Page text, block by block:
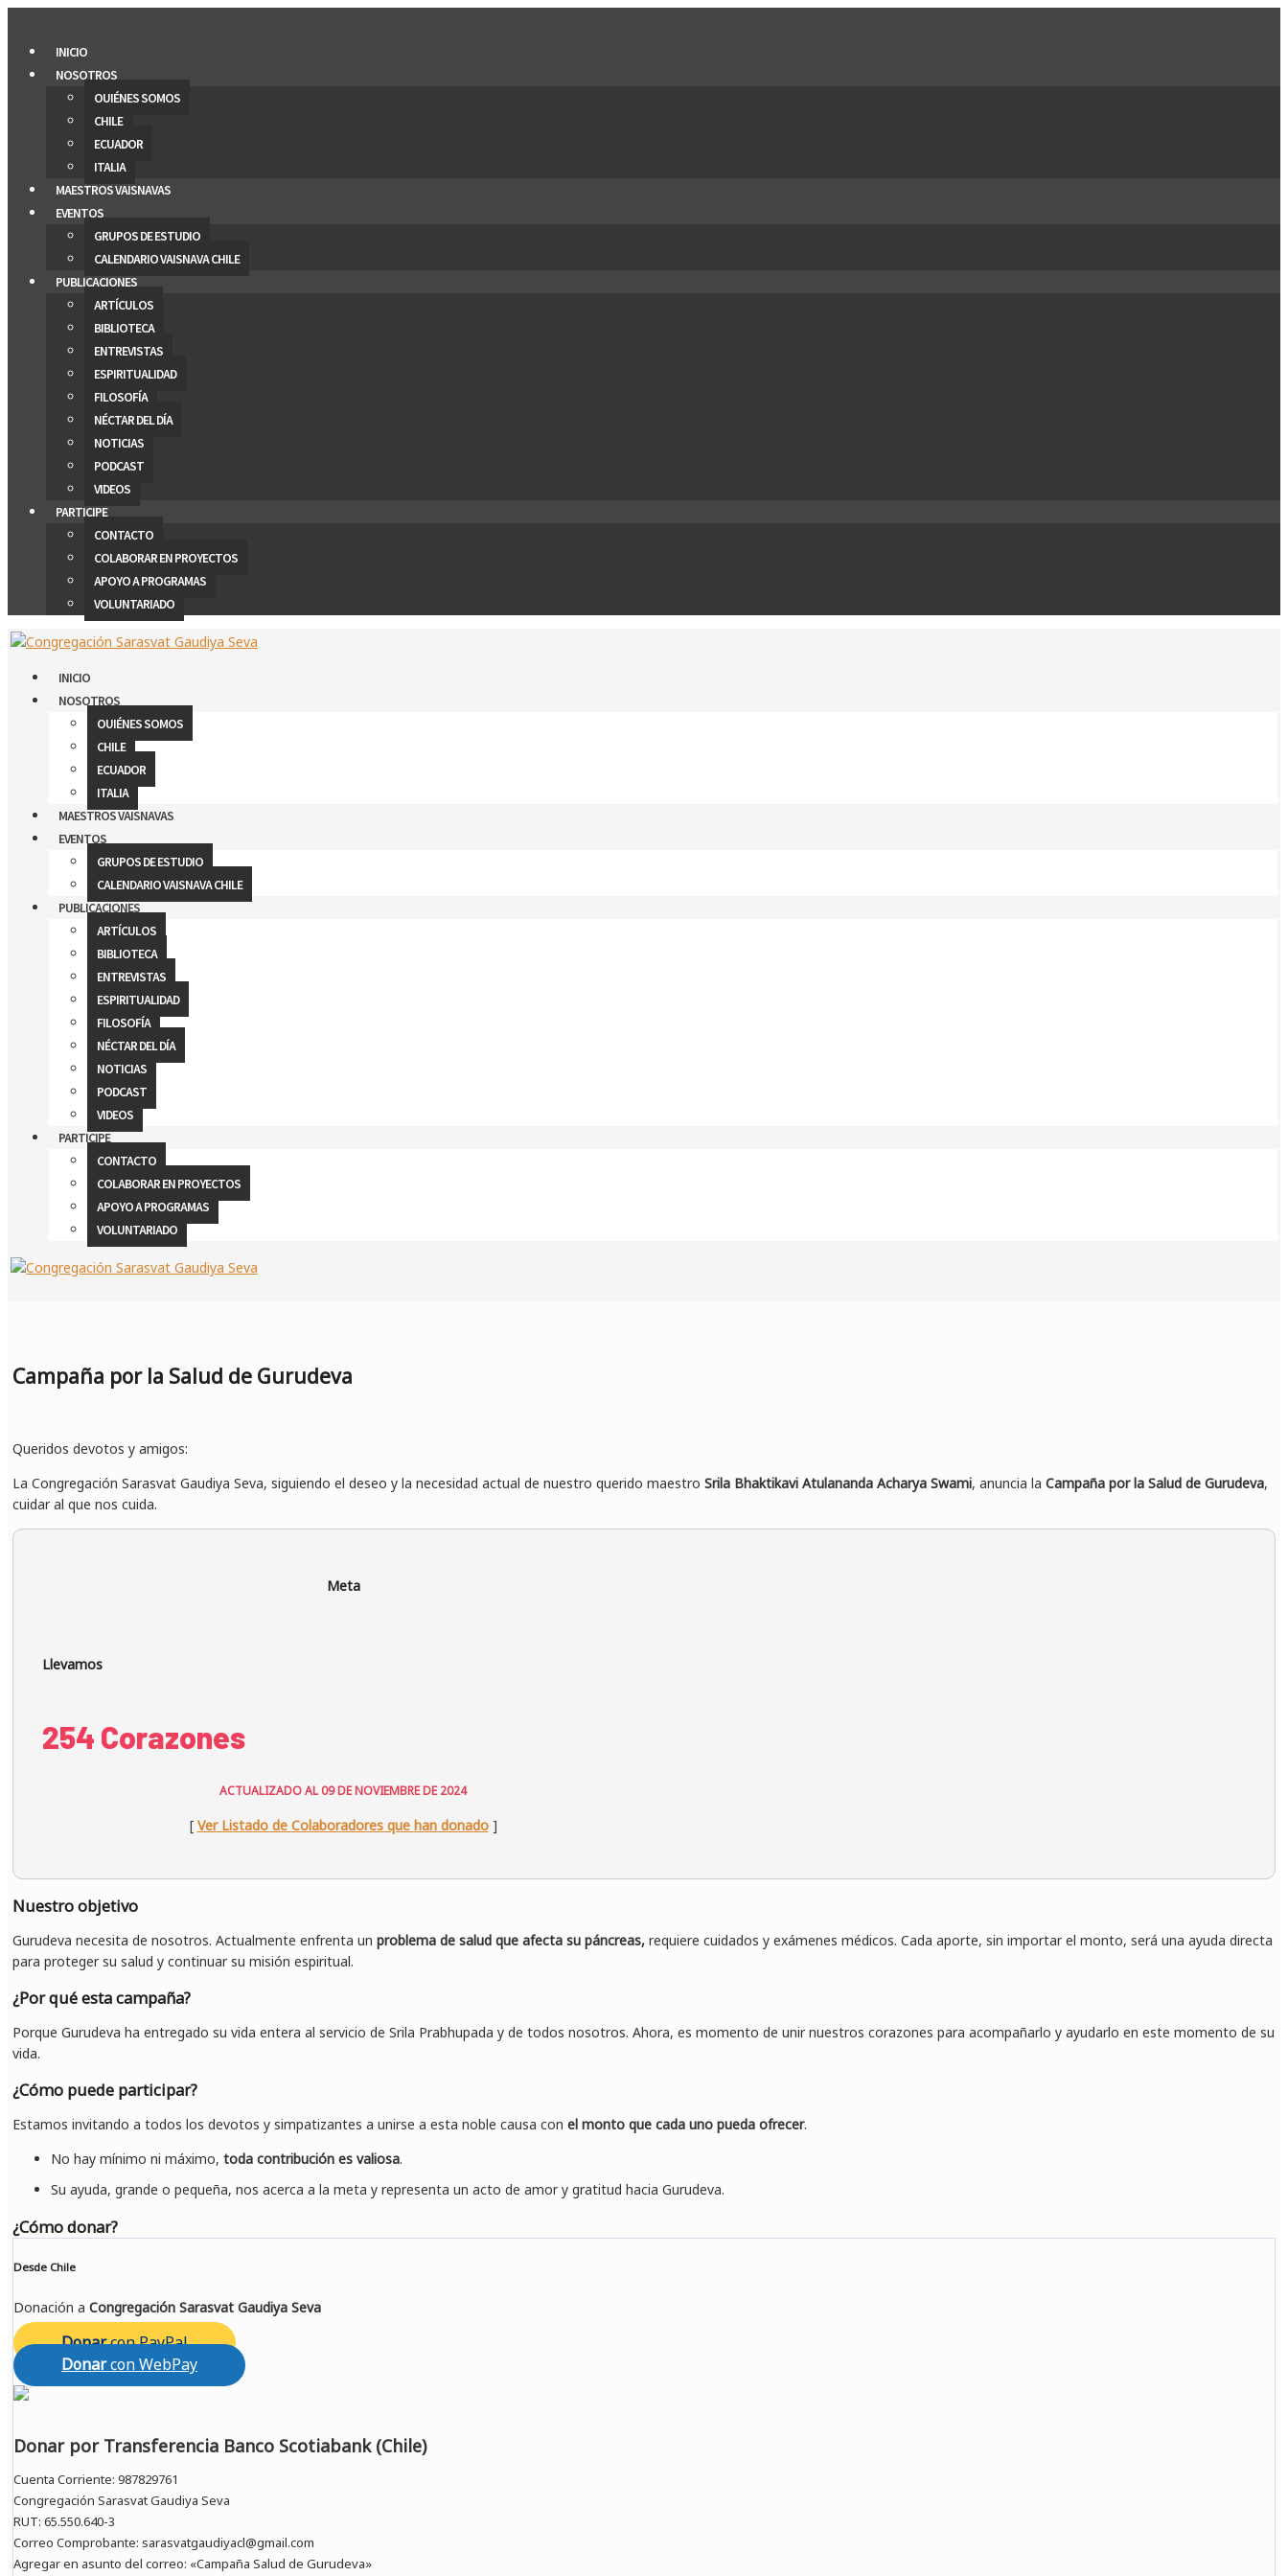
contenidoINICIO
NOSOTROS
QUIÉNES SOMOS
CHILE
ECUADOR
ITALIA
MAESTROS VAISNAVAS
EVENTOS
GRUPOS DE ESTUDIO
CALENDARIO VAISNAVA CHILE
PUBLICACIONES
ARTÍCULOS
BIBLIOTECA
ENTREVISTAS
ESPIRITUALIDAD
FILOSOFÍA
NÉCTAR DEL DÍA
NOTICIAS
PODCAST
VIDEOS
PARTICIPE
CONTACTO
COLABORAR EN PROYECTOS
APOYO A PROGRAMAS
VOLUNTARIADO
INICIO
NOSOTROS
QUIÉNES SOMOS
CHILE
ECUADOR
ITALIA
MAESTROS VAISNAVAS
EVENTOS
GRUPOS DE ESTUDIO
CALENDARIO VAISNAVA CHILE
PUBLICACIONES
ARTÍCULOS
BIBLIOTECA
ENTREVISTAS
ESPIRITUALIDAD
FILOSOFÍA
NÉCTAR DEL DÍA
NOTICIAS
PODCAST
VIDEOS
PARTICIPE
CONTACTO
COLABORAR EN PROYECTOS
APOYO A PROGRAMAS
VOLUNTARIADO
Campaña por la Salud de Gurudeva
Queridos devotos y amigos:
La Congregación Sarasvat Gaudiya Seva, siguiendo el deseo y la necesidad actual de nuestro querido maestro Srila Bhaktikavi Atulananda Acharya Swami, anuncia la Campaña por la Salud de Gurudeva,
cuidar al que nos cuida.
Meta
Llevamos
254 Corazones
ACTUALIZADO AL 09 DE NOVIEMBRE DE 2024
[ Ver Listado de Colaboradores que han donado]
Nuestro objetivo
Gurudeva necesita de nosotros. Actualmente enfrenta un problema de salud que afecta su páncreas, requiere cuidados y exámenes médicos. Cada aporte, sin importar el monto, será una ayuda directa
para proteger su salud y continuar su misión espiritual.
¿Por qué esta campaña?
Porque Gurudeva ha entregado su vida entera al servicio de Srila Prabhupada y de todos nosotros. Ahora, es momento de unir nuestros corazones para acompañarlo y ayudarlo en este momento de su
vida.
¿Cómo puede participar?
Estamos invitando a todos los devotos y simpatizantes a unirse a esta noble causa con el monto que cada uno pueda ofrecer.
No hay mínimo ni máximo, toda contribución es valiosa.
Su ayuda, grande o pequeña, nos acerca a la meta y representa un acto de amor y gratitud hacia Gurudeva.
¿Cómo donar?
Desde Chile
Donación a Congregación Sarasvat Gaudiya Seva
Donarcon PayPal
Donarcon WebPay
Donar por Transferencia Banco Scotiabank (Chile)
Cuenta Corriente: 987829761
Congregación Sarasvat Gaudiya Seva
RUT: 65.550.640-3
Correo Comprobante: sarasvatgaudiyacl@gmail.com
Agregar en asunto del correo: «Campaña Salud de Gurudeva»